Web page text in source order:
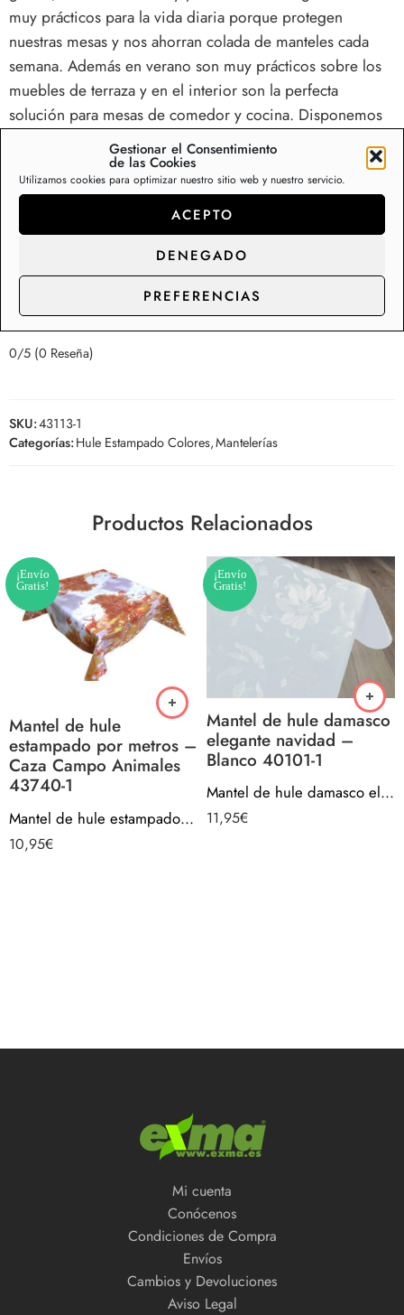
Gestionar el Consentimiento
de las Cookies
Utilizamos cookies para optimizar nuestro sitio web y nuestro servicio.
ACEPTO
DENEGADO
PREFERENCIAS
muy prácticos para la vida diaria porque protegen
nuestras mesas y nos ahorran colada de manteles cada
semana. Además en verano son muy prácticos sobre los
muebles de terraza y en el interior son la perfecta
solución para mesas de comedor y cocina. Disponemos
de una colección de más de 200 diseños de mantelerías
de hule en Stock, con capacidad de suministro y
distribución para los clientes de gran consumo.
Somos fabricantes de rollos de hule y manteles,
contacte con nosotros para precios de
distribución.
0/5(0 Reseña)
0/5 (0 Reseña)
SKU:43113-1
Categorías:Hule Estampado Colores,Mantelerías
Productos Relacionados
¡Envío
Gratis!
Mantel de hule
estampado por metros –
Caza Campo Animales
43740-1
Mantel de hule estampado por metros – Caza Campo Animales 43740-1
10,95€
¡Envío
Gratis!
Mantel de hule damasco
elegante navidad –
Blanco 40101-1
Mantel de hule damasco elegante navidad – Blanco 40101-1
11,95€
Mi cuenta
Conócenos
Condiciones de Compra
Envíos
Cambios y Devoluciones
Aviso Legal